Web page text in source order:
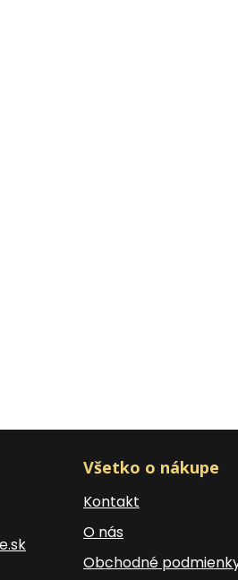
Všetko o nákupe
Kontakt
O nás
Obchodné